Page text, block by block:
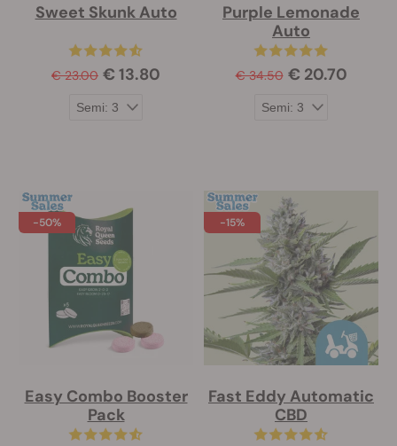
Sweet Skunk Auto
€ 23.00 € 13.80
Purple Lemonade
Auto
€ 34.50 € 20.70
-50%
Easy Combo Booster
Pack
-15%
Fast Eddy Automatic
CBD